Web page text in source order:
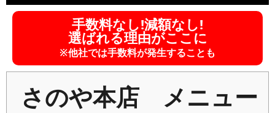
手数料なし!減額なし!
選ばれる理由がここに
※他社では手数料が発生することも
さのや本店 メニュー